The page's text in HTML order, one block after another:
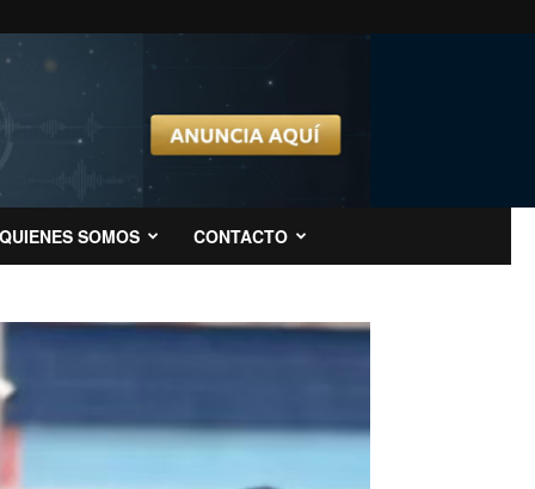
QUIENES SOMOS CONTACTO